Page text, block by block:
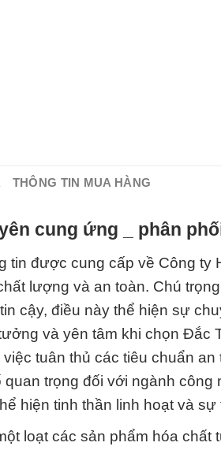
THÔNG TIN MUA HÀNG
cung ứng _ phân
tin được cung cấp về Công
lượng và an toàn. Chú
cậy, điều này thể hiện sự
và yên tâm khi chọn Đắc
tuân thủ các tiêu chuẩn
quan trọng đối với ngành
hiện tinh thần linh hoạt và
loạt các sản phẩm hóa